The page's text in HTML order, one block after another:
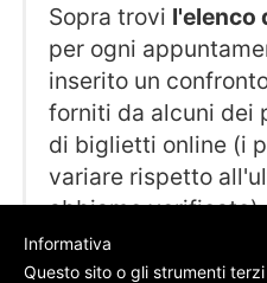
Sopra trovi l'elenco
per ogni
inserito un
forniti da alcuni dei
di biglietti online (i
variare rispetto
abbiamo verificato).
Informativa
Questo sito o gli strumenti